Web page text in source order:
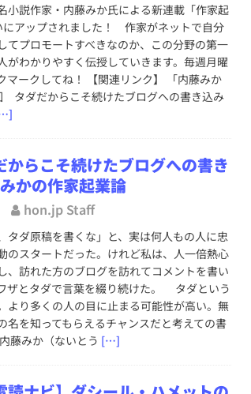
公開しました
お知らせ
MILLION」など 日刊出版ニュースまとめ
小説作家・内藤みか氏による新連載「作家起
にアップされました！ 作家がネットで自分
てプロモートすべきなのか、この分野の第一
がわかりやすく伝授していきます。毎週月曜
マークしてね！ 【関連リンク】 「内藤みか
タダだからこそ続けたブログへの書き込み
らこそ続けたブログへの書き
かの作家起業論
hon.jp Staff
タダ原稿を書くな」と、実は何人もの人に忠
のスタートだった。けれど私は、人一倍熱心
、訪れた方のブログを訪れてコメントを書い
ザとタダで言葉を綴り続けた。 タダという
より多くの人の目に止まる可能性が高い。無
名を知ってもらえるチャンスだと考えての書
藤みか（ないとう […]